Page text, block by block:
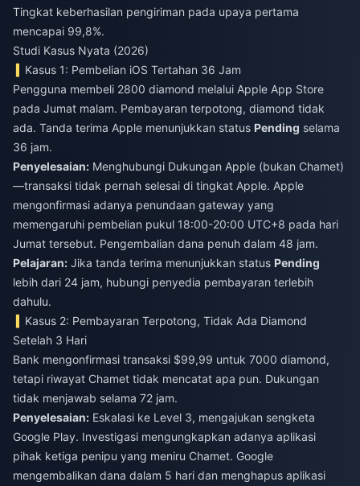
Tingkat keberhasilan pengiriman pada upaya pertama
mencapai 99,8%.
Studi Kasus Nyata (2026)
Kasus 1: Pembelian iOS Tertahan 36 Jam
Pengguna membeli 2800 diamond melalui Apple App Store
pada Jumat malam. Pembayaran terpotong, diamond tidak
ada. Tanda terima Apple menunjukkan status Pending selama
36 jam.
Penyelesaian: Menghubungi Dukungan Apple (bukan Chamet)
—transaksi tidak pernah selesai di tingkat Apple. Apple
mengonfirmasi adanya penundaan gateway yang
memengaruhi pembelian pukul 18:00-20:00 UTC+8 pada hari
Jumat tersebut. Pengembalian dana penuh dalam 48 jam.
Pelajaran: Jika tanda terima menunjukkan status Pending
lebih dari 24 jam, hubungi penyedia pembayaran terlebih
dahulu.
Kasus 2: Pembayaran Terpotong, Tidak Ada Diamond
Setelah 3 Hari
Bank mengonfirmasi transaksi $99,99 untuk 7000 diamond,
tetapi riwayat Chamet tidak mencatat apa pun. Dukungan
tidak menjawab selama 72 jam.
Penyelesaian: Eskalasi ke Level 3, mengajukan sengketa
Google Play. Investigasi mengungkapkan adanya aplikasi
pihak ketiga penipu yang meniru Chamet. Google
mengembalikan dana dalam 5 hari dan menghapus aplikasi